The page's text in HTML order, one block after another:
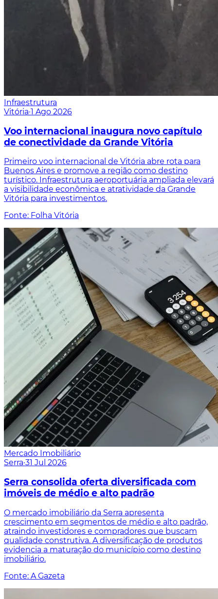
Infraestrutura
Vitória·1 Ago 2026
Voo internacional inaugura novo capítulo
de conectividade da Grande Vitória
Primeiro voo internacional de Vitória abre rota para
Buenos Aires e promove a região como destino
turístico. Infraestrutura aeroportuária ampliada elevará
a visibilidade econômica e atratividade da Grande
Vitória para investimentos.
Fonte: Folha Vitória
Mercado Imobiliário
Serra·31 Jul 2026
Serra consolida oferta diversificada com
imóveis de médio e alto padrão
O mercado imobiliário da Serra apresenta
crescimento em segmentos de médio e alto padrão,
atraindo investidores e compradores que buscam
qualidade construtiva. A diversificação de produtos
evidencia a maturação do município como destino
imobiliário.
Fonte: A Gazeta